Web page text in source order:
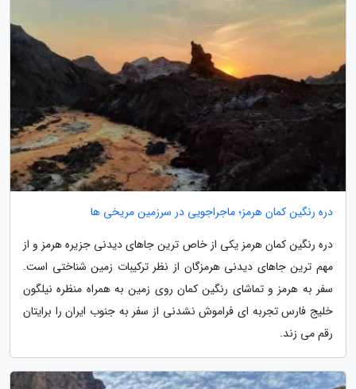
دره رنگین کمان هرمز؛ ماجراجویی در سرزمین مریخی ها
دره رنگین کمان هرمز یکی از خاص ترین جاهای دیدنی جزیره هرمز و از
مهم ترین جاهای دیدنی هرمزگان از نظر ترکیبات زمین شناختی است.
سفر به هرمز و تماشای رنگین کمان روی زمین به همراه منظره نیلگون
خلیج فارس تجربه ای فراموش نشدنی از سفر به جنوب ایران را برایتان
رقم می زند.